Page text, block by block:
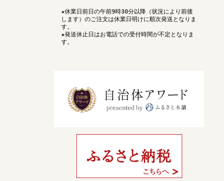
★休業日前日の午前9時30分以降（状況により前後
します）のご注文は休業日明けに順次発送となりま
す。
★発送休止日はお電話での受付時間が不定となりま
す。